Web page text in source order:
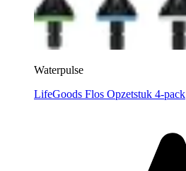
Waterpulse
LifeGoods Flos Opzetstuk 4-pack